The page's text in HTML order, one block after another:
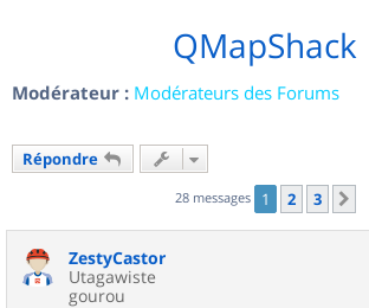
QMapShack
Modérateur : Modérateurs des Forums
Répondre
28 messages 1 2 3
ZestyCastor
Utagawiste
gourou